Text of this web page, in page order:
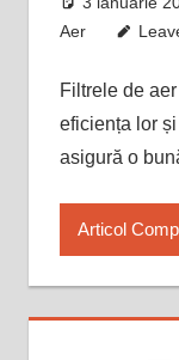
Aer
Filtrele de
eficiența lor
asigură o
Articol